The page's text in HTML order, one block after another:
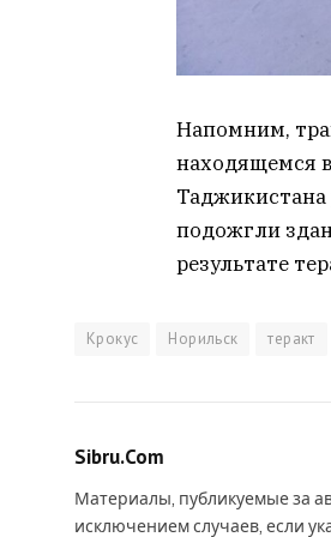
Напомним,
находящемся
Таджикистана
подожгли
результате
Крокус Норильск теракт
Sibru.Com
Материалы, публикуемые за
исключением случаев, если